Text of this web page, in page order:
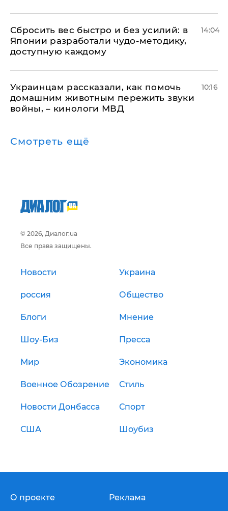
Сбросить вес быстро и без усилий: в
Японии разработали чудо-методику,
доступную каждому
14:04
Украинцам рассказали, как помочь
домашним животным пережить звуки
войны, – кинологи МВД
10:16
Смотреть ещё
© 2026, Диалог.ua
Все права защищены.
Новости Украина
россия Общество
Блоги Мнение
Шоу-Биз Пресса
Мир Экономика
Военное Обозрение Стиль
Новости Донбасса Спорт
США Шоубиз
О проекте Реклама